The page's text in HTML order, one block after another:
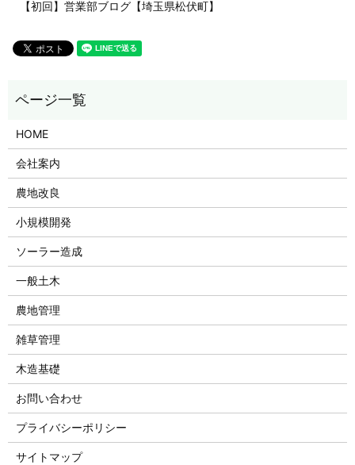
【初回】営業部ブログ【埼玉県松伏町】
HOME
会社案内
農地改良
小規模開発
ソーラー造成
一般土木
農地管理
雑草管理
木造基礎
お問い合わせ
プライバシーポリシー
サイトマップ